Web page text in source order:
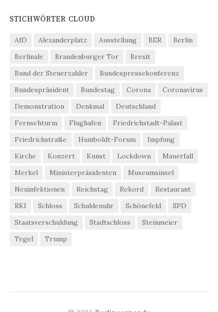
STICHWÖRTER CLOUD
AfD Alexanderplatz Ausstellung BER
Berlin
Berlinale
Brandenburger Tor
Brexit
Bund der Steuerzahler
Bundespressekonferenz
Bundespräsident
Bundestag Corona
Coronavirus
Demonstration
Denkmal
Deutschland
Fernsehturm
Flughafen
Friedrichstadt-Palast
Friedrichstraße
Humboldt-Forum
Impfung
Kirche
Konzert Kunst Lockdown
Mauerfall
Merkel
Ministerpräsidenten
Museumsinsel
Neuinfektionen
Reichstag Rekord
Restaurant
RKI
Schloss Schuldenuhr Schönefeld
SPD
Staatsverschuldung
Stadtschloss
Steinmeier
Tegel
Trump